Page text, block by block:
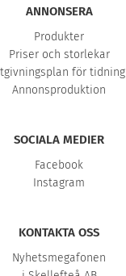
ANNONSERA
Produkter
Priser och storlekar
för tidning
Annonsproduktion
SOCIALA MEDIER
Facebook
Instagram
KONTAKTA OSS
Nyhetsmegafonen